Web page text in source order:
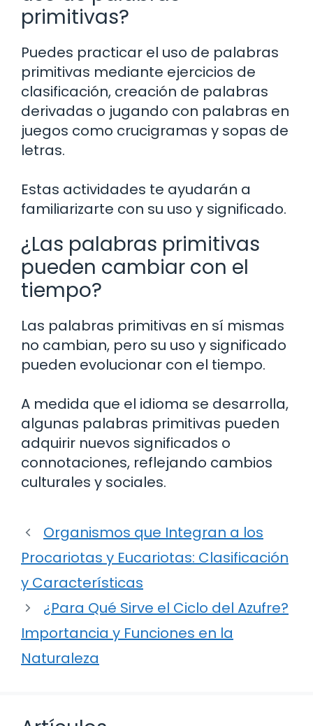
primitivas?
Puedes practicar el uso de palabras
primitivas mediante ejercicios de
clasificación, creación de palabras
derivadas o jugando con palabras en
juegos como crucigramas y sopas de
letras.
Estas actividades te ayudarán a
familiarizarte con su uso y significado.
¿Las palabras primitivas
pueden cambiar con el
tiempo?
Las palabras primitivas en sí mismas
no cambian, pero su uso y significado
pueden evolucionar con el tiempo.
A medida que el idioma se desarrolla,
algunas palabras primitivas pueden
adquirir nuevos significados o
connotaciones, reflejando cambios
culturales y sociales.
Organismos que Integran a los
Procariotas y Eucariotas: Clasificación
y Características
¿Para Qué Sirve el Ciclo del Azufre?
Importancia y Funciones en la
Naturaleza